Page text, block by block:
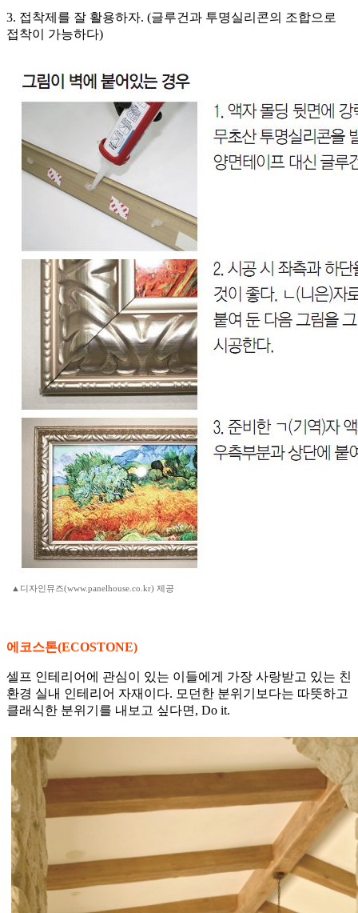
3. 접착제를 잘 활용하자. (글루건과 투명실리콘의 조합으로
접착이 가능하다)
▲디자인뮤즈(www.panelhouse.co.kr) 제공
에코스톤(ECOSTONE)
셀프 인테리어에 관심이 있는 이들에게 가장 사랑받고 있는 친
환경 실내 인테리어 자재이다. 모던한 분위기보다는 따뜻하고
클래식한 분위기를 내보고 싶다면, Do it.